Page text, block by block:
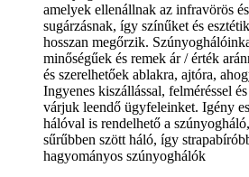
amelyek ellenállnak az infravörös
sugárzásnak, így színűket és
hosszan megőrzik.
minőségűek és remek ár / érték
és szerelhetőek ablakra, ajtóra,
Ingyenes kiszállással, felméréssel és
várjuk leendő ügyfeleinket. Igény
hálóval is rendelhető a
sűrűbben szött háló, így
hagyományos szúnyoghálók